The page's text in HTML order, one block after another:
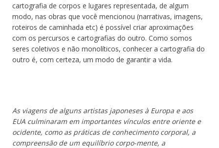
cartografia de corpos e lugares representada, de algum
modo, nas obras que você mencionou (narrativas, imagens,
roteiros de caminhada etc) é possível criar aproximações
com os percursos e cartografias do outro. Como somos
seres coletivos e não monolíticos, conhecer a cartografia do
outro é, com certeza, um modo de garantir a vida.
As viagens de alguns artistas japoneses à Europa e aos
EUA culminaram em importantes vínculos entre oriente e
ocidente, como as práticas de conhecimento corporal, a
compreensão de um equilíbrio corpo-mente, a